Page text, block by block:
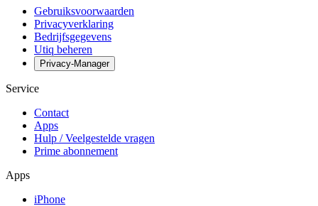
Gebruiksvoorwaarden
Privacyverklaring
Bedrijfsgegevens
Utiq beheren
Privacy-Manager
Service
Contact
Apps
Hulp / Veelgestelde vragen
Prime abonnement
Apps
iPhone